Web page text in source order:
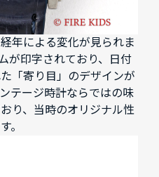
年による変化が見られま
が印字されており、日付
「寄り目」のデザインが
テージ時計ならではの味
り、当時のオリジナル性
。